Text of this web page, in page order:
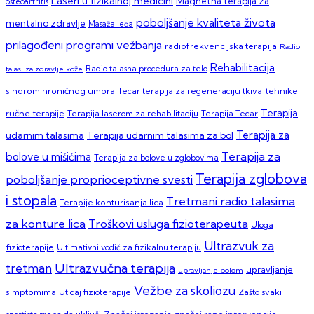
mentalno zdravlje Masaža leđa poboljšanje kvaliteta života
prilagođeni programi vežbanja radiofrekvencijska terapija Radio
talasi za zdravlje kože Radio talasna procedura za telo Rehabilitacija
sindrom hroničnog umora Tecar terapija za regeneraciju tkiva tehnike
ručne terapije Terapija laserom za rehabilitaciju Terapija Tecar Terapija
udarnim talasima Terapija udarnim talasima za bol Terapija za
bolove u mišićima Terapija za bolove u zglobovima Terapija za
poboljšanje proprioceptivne svesti Terapija zglobova
i stopala Terapije konturisanja lica Tretmani radio talasima
za konture lica Troškovi usluga fizioterapeuta Uloga
fizioterapije Ultimativni vodič za fizikalnu terapiju Ultrazvuk za
tretman Ultrazvučna terapija upravljanje bolom upravljanje
simptomima Uticaj fizioterapije Vežbe za skoliozu Zašto svaki